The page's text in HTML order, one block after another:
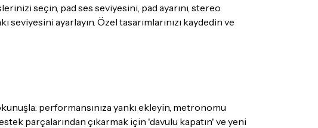
seçin, pad ses seviyesini, pad ayarını, stereo
seviyesini ayarlayın. Özel tasarımlarınızı kaydedin ve
performansınıza yankı ekleyin, metronomu
parçalarından çıkarmak için 'davulu kapatın' ve yeni